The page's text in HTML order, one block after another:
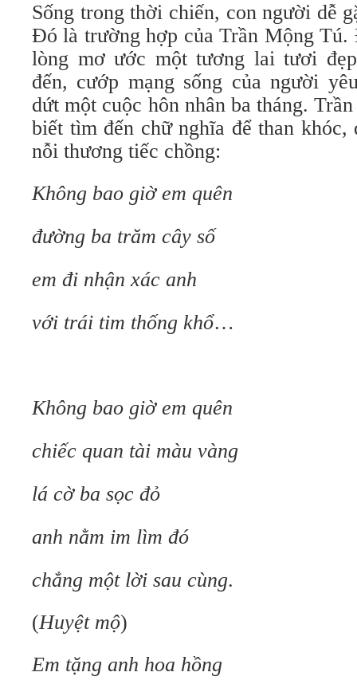
Sống trong thời chiến, con người dễ
Đó là trường hợp của Trần Mộng Tú.
lòng mơ ước một tương lai tươi
đến, cướp mạng sống của người
dứt một cuộc hôn nhân ba tháng.
biết tìm đến chữ nghĩa để than
nỗi thương tiếc chồng:
Không bao giờ em quên
đường ba trăm cây số
em đi nhận xác anh
với trái tim thống khổ…
Không bao giờ em quên
chiếc quan tài màu vàng
lá cờ ba sọc đỏ
anh nằm im lìm đó
chẳng một lời sau cùng.
(Huyệt mộ)
Em tặng anh hoa hồng